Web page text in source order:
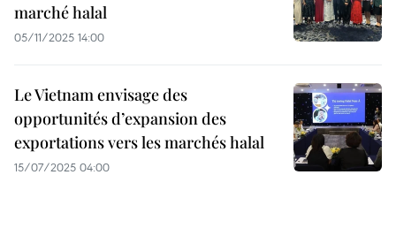
marché halal
05/11/2025 14:00
Le Vietnam envisage des
opportunités d’expansion des
exportations vers les marchés halal
15/07/2025 04:00